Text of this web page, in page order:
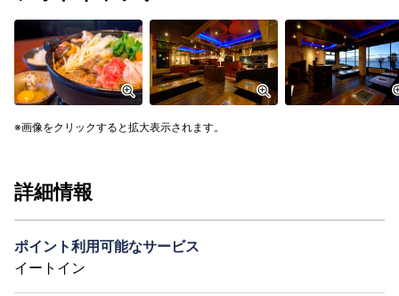
画像をクリックすると拡大表示されます。
詳細情報
ポイント利用可能なサービス
イートイン